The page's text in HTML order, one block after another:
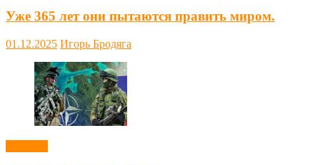
Уже 365 лет они пытаются править миром.
01.12.2025 Игорь Бродяга